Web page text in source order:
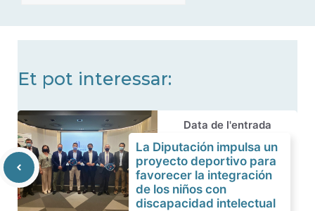
Et pot interessar:
Data de l'entrada
La Diputación impulsa un
proyecto deportivo para
favorecer la integración
de los niños con
discapacidad intelectual